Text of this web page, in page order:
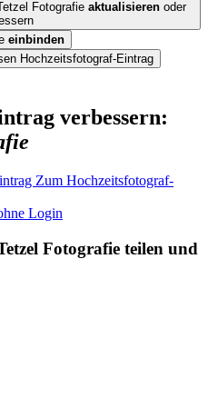
Fotografie aktualisieren oder
einbinden
Hochzeitsfotograf-Eintrag
verbessern:
Zum Hochzeitsfotograf-
Login
Fotografie teilen und